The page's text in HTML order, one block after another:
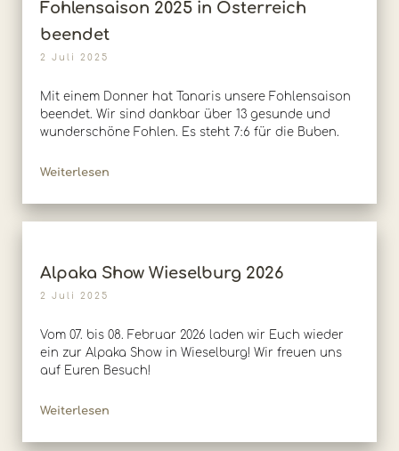
Fohlensaison 2025 in Österreich
beendet
2 Juli 2025
Mit einem Donner hat Tanaris unsere Fohlensaison
beendet. Wir sind dankbar über 13 gesunde und
wunderschöne Fohlen. Es steht 7:6 für die Buben.
Weiterlesen
Alpaka Show Wieselburg 2026
2 Juli 2025
Vom 07. bis 08. Februar 2026 laden wir Euch wieder
ein zur Alpaka Show in Wieselburg! Wir freuen uns
auf Euren Besuch!
Weiterlesen